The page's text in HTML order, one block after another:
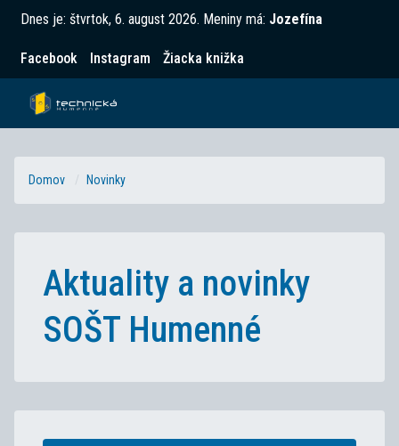
Dnes je: štvrtok, 6. august 2026. Meniny má: Jozefína
Facebook Instagram Žiacka knižka
Domov Novinky
Aktuality a novinky
SOŠT Humenné